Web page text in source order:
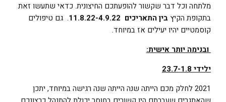
מלתחה וכל דבר שקשור להופעתכם החיצונית. כדאי שתעשו זאת
בתקופת הקיץ בין התאריכים 11.8.22-4.9.22
. גם טיפולים
קוסמטיים יהיו יעילים אז במיוחד.
ובנימה יותר אישית:
ילידי 23.7-1.8
2021 לחלק מכם הייתה שנה הייתה שנה רגישה במיוחד, יתכן